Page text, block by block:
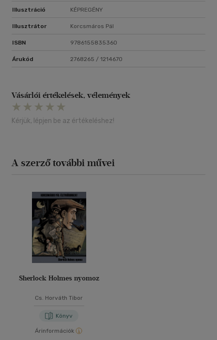
Illusztráció KÉPREGÉNY
Illusztrátor Korcsmáros Pál
ISBN 9786155835360
Árukód 2768265 / 1214670
Vásárlói értékelések, vélemények
Kérjük, lépjen be az értékeléshez!
A szerző további művei
Sherlock Holmes nyomoz
Cs. Horváth Tibor
Könyv
Árinformációk